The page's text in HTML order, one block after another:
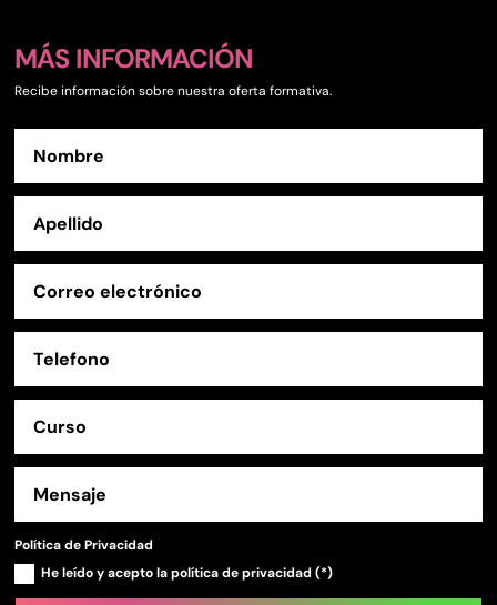
MÁS INFORMACIÓN
Recibe información sobre nuestra oferta formativa.
Política de Privacidad
He leído y acepto la política de privacidad (*)